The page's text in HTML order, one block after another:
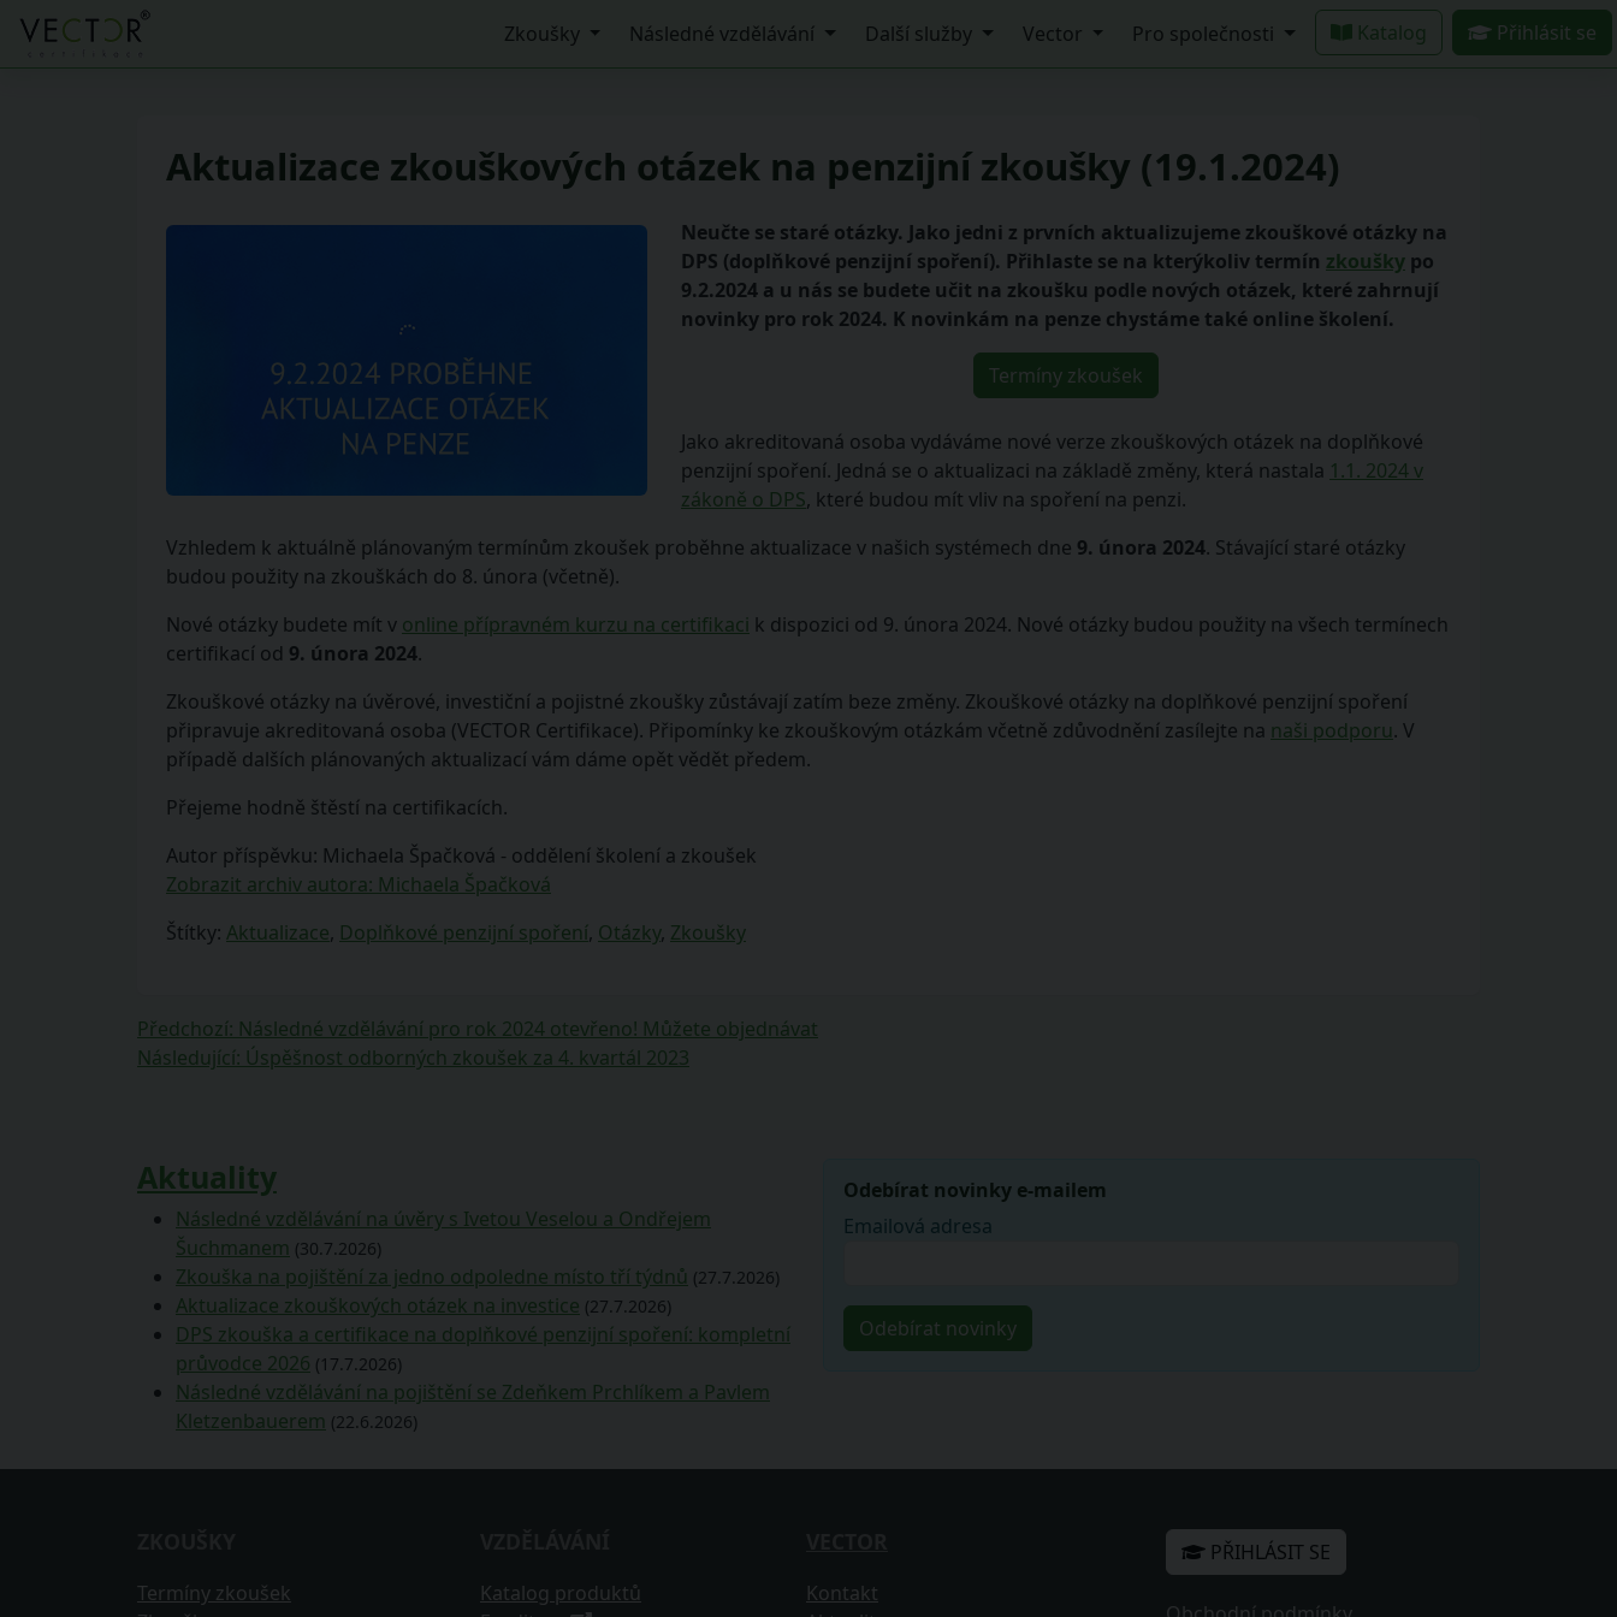
Zkoušky Následné vzdělávání Další služby Vector Pro společnosti Katalog Přihlásit se
Aktualizace zkouškových otázek na penzijní zkoušky (19.1.2024)
Neučte se staré otázky. Jako jedni z prvních aktualizujeme zkouškové otázky na
DPS (doplňkové penzijní spoření). Přihlaste se na kterýkoliv termín zkoušky po
9.2.2024 a u nás se budete učit na zkoušku podle nových otázek, které zahrnují
novinky pro rok 2024. K novinkám na penze chystáme také online školení.
Termíny zkoušek
Jako akreditovaná osoba vydáváme nové verze zkouškových otázek na doplňkové
penzijní spoření. Jedná se o aktualizaci na základě změny, která nastala 1.1. 2024 v
zákoně o DPS, které budou mít vliv na spoření na penzi.
Vzhledem k aktuálně plánovaným termínům zkoušek proběhne aktualizace v našich systémech dne 9. února 2024. Stávající staré otázky
budou použity na zkouškách do 8. února (včetně).
Nové otázky budete mít v online přípravném kurzu na certifikaci k dispozici od 9. února 2024. Nové otázky budou použity na všech termínech
certifikací od 9. února 2024.
Zkouškové otázky na úvěrové, investiční a pojistné zkoušky zůstávají zatím beze změny. Zkouškové otázky na doplňkové penzijní spoření
připravuje akreditovaná osoba (VECTOR Certifikace). Připomínky ke zkouškovým otázkám včetně zdůvodnění zasílejte na naši podporu. V
případě dalších plánovaných aktualizací vám dáme opět vědět předem.
Přejeme hodně štěstí na certifikacích.
Autor příspěvku: Michaela Špačková - oddělení školení a zkoušek
Zobrazit archiv autora: Michaela Špačková
Štítky: Aktualizace, Doplňkové penzijní spoření, Otázky, Zkoušky
Navigace
pro
Předchozí: Předchozí
příspěvek:
Následné vzdělávání pro rok 2024 otevřeno! Můžete objednávat
Následující: Následující
Úspěšnost odborných zkoušek za 4. kvartál 2023
Aktuality
Následné vzdělávání na úvěry s Ivetou Veselou a Ondřejem
Šuchmanem (30.7.2026)
Zkouška na pojištění za jedno odpoledne místo tří týdnů (27.7.2026)
Aktualizace zkouškových otázek na investice (27.7.2026)
DPS zkouška a certifikace na doplňkové penzijní spoření: kompletní
průvodce 2026 (17.7.2026)
Následné vzdělávání na pojištění se Zdeňkem Prchlíkem a Pavlem
Kletzenbauerem (22.6.2026)
Odebírat novinky e-mailem
Emailová adresa
Termíny zkoušek
Katalog produktů
Kontakt
PŘIHLÁSIT SE